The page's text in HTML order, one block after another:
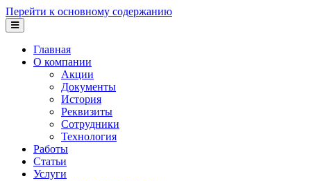
Перейти к основному содержанию
Главная
О компании
Акции
Документы
История
Реквизиты
Сотрудники
Технология
Работы
Статьи
Услуги